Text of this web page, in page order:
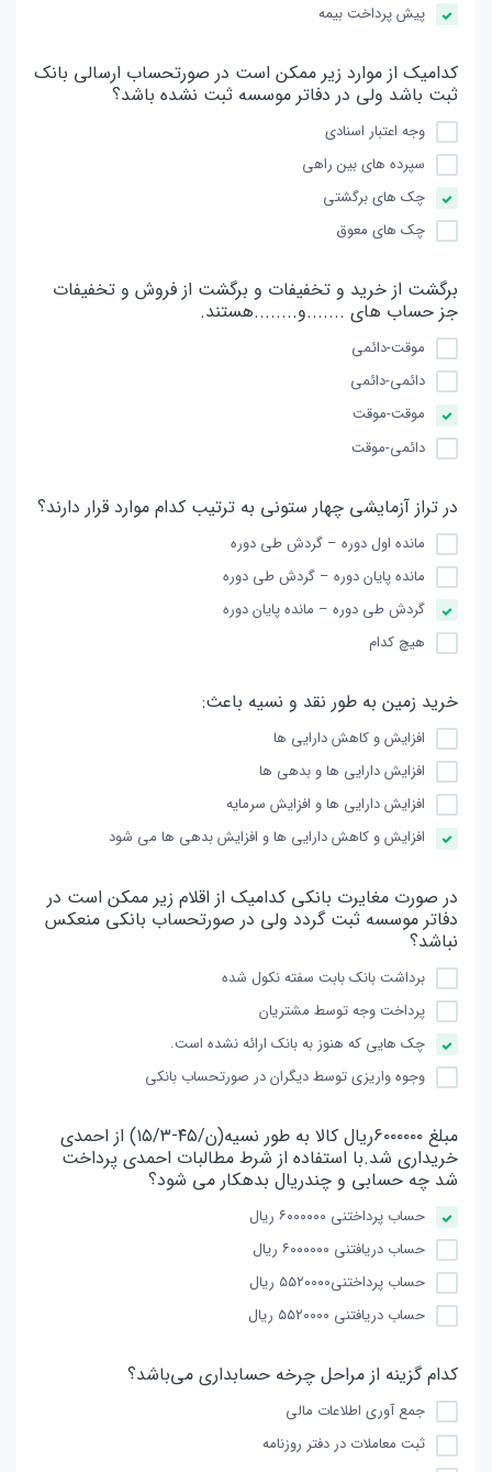
پیش پرداخت بیمه
کدامیک از موارد زیر ممکن است در صورتحساب ارسالی بانک
ثبت باشد ولی در دفاتر موسسه ثبت نشده باشد؟
وجه اعتبار اسنادی
سپرده های بین راهی
چک های برگشتی
چک های معوق
برگشت از خرید و تخفیفات و برگشت از فروش و تخفیفات
جز حساب های .......و........هستند.
موقت-دائمی
دائمی-دائمی
موقت-موقت
دائمی-موقت
در تراز آزمایشی چهار ستونی به ترتیب کدام موارد قرار دارند؟
مانده اول دوره – گردش طی دوره
مانده پایان دوره – گردش طی دوره
گردش طی دوره – مانده پایان دوره
هیچ کدام
خرید زمین به طور نقد و نسیه باعث:
افزایش و کاهش دارایی ها
افزایش دارایی ها و بدهی ها
افزایش دارایی ها و افزایش سرمایه
افزایش و کاهش دارایی ها و افزایش بدهی ها می شود
در صورت مغایرت بانکی کدامیک از اقلام زیر ممکن است در
دفاتر موسسه ثبت گردد ولی در صورتحساب بانکی منعکس
نباشد؟
برداشت بانک بابت سفته نکول شده
پرداخت وجه توسط مشتریان
چک هایی که هنوز به بانک ارائه نشده است.
وجوه واریزی توسط دیگران در صورتحساب بانکی
مبلغ ۶۰۰۰۰۰۰ریال کالا به طور نسیه(ن/۴۵-۱۵/۳) از احمدی
خریداری شد.با استفاده از شرط مطالبات احمدی پرداخت
شد چه حسابی و چندریال بدهکار می شود؟
حساب پرداختنی ۶۰۰۰۰۰۰ ریال
حساب دریافتنی ۶۰۰۰۰۰۰ ریال
حساب پرداختنی۵۵۲۰۰۰۰ ریال
حساب دریافتنی ۵۵۲۰۰۰۰ ریال
کدام گزینه از مراحل چرخه حسابداری می‌باشد؟
جمع آوری اطلاعات مالی
ثبت معاملات در دفتر روزنامه